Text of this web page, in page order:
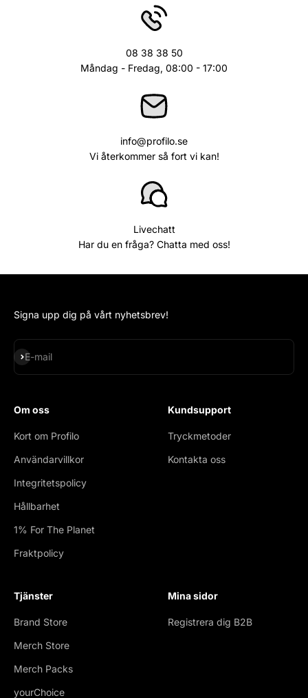
08 38 38 50
Måndag - Fredag, 08:00 - 17:00
info@profilo.se
Vi återkommer så fort vi kan!
Livechatt
Har du en fråga? Chatta med oss!
Signa upp dig på vårt nyhetsbrev!
E-mail
Subscribe
Om oss
Kort om Profilo
Användarvillkor
Integritetspolicy
Hållbarhet
1% For The Planet
Fraktpolicy
Kundsupport
Tryckmetoder
Kontakta oss
Tjänster
Brand Store
Merch Store
Merch Packs
yourChoice
Mina sidor
Registrera dig B2B